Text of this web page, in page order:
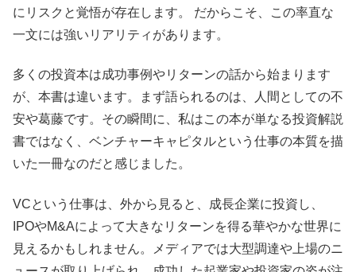
にリスクと覚悟が存在します。 だからこそ、この率直な
一文には強いリアリティがあります。
多くの投資本は成功事例やリターンの話から始まります
が、本書は違います。まず語られるのは、人間としての不
安や葛藤です。その瞬間に、私はこの本が単なる投資解説
書ではなく、ベンチャーキャピタルという仕事の本質を描
いた一冊なのだと感じました。
VCという仕事は、外から見ると、成長企業に投資し、
IPOやM&Aによって大きなリターンを得る華やかな世界に
見えるかもしれません。メディアでは大型調達や上場のニ